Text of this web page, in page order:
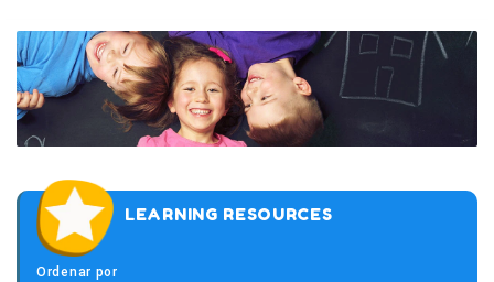
LEARNING RESOURCES
Ordenar por